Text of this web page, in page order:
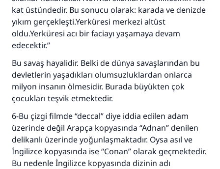
kat üstündedir. Bu sonucu olarak: karada ve denizde
yıkım gerçekleşti.Yerküresi merkezi altüst
oldu.Yerküresi acı bir faciayı yaşamaya devam
edecektir.”
Bu savaş hayalidir. Belki de dünya savaşlarından bu
devletlerin yaşadıkları olumsuzluklardan onlarca
milyon insanın ölmesidir. Burada büyükten çok
çocukları teşvik etmektedir.
6-Bu çizgi filmde “deccal” diye iddia edilen adam
üzerinde değil Arapça kopyasında “Adnan” denilen
delikanlı üzerinde yoğunlaşmaktadır. Oysa asıl ve
İngilizce kopyasında ise “Conan” olarak geçmektedir.
Bu nedenle İngilizce kopyasında dizinin adı
110845 Nolu Cevap, bir evliliği
kurtardı.
Ümmete cevapları ulaştırmak için bizi destekle